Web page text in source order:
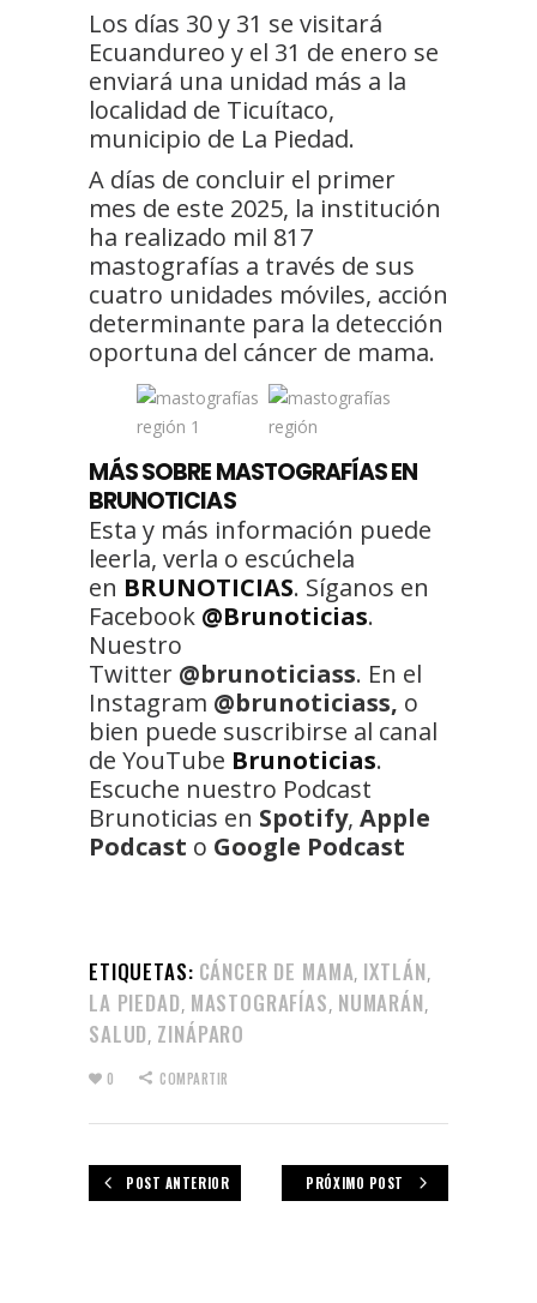
Los días 30 y 31 se visitará
Ecuandureo y el 31 de enero se
enviará una unidad más a la
localidad de Ticuítaco,
municipio de La Piedad.
A días de concluir el primer
mes de este 2025, la institución
ha realizado mil 817
mastografías a través de sus
cuatro unidades móviles, acción
determinante para la detección
oportuna del cáncer de mama.
MÁS SOBRE MASTOGRAFÍAS EN
BRUNOTICIAS
Esta y más información puede
leerla, verla o escúchela
en BRUNOTICIAS. Síganos en
Facebook @Brunoticias.
Nuestro
Twitter @brunoticiass. En el
Instagram @brunoticiass, o
bien puede suscribirse al canal
de YouTube Brunoticias.
Escuche nuestro Podcast
Brunoticias en Spotify, Apple
Podcast o Google Podcast
ETIQUETAS: CÁNCER DE MAMA, IXTLÁN,
LA PIEDAD, MASTOGRAFÍAS, NUMARÁN,
SALUD, ZINÁPARO
0 COMPARTIR
POST ANTERIOR PRÓXIMO POST